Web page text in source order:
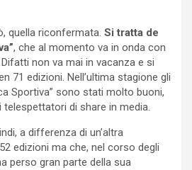
quella riconfermata. Si tratta de
, che al momento va in onda con
non va mai in vacanza e si
71 edizioni. Nell’ultima stagione gli
Sportiva” sono stati molto buoni,
telespettatori di share in media.
a differenza di un’altra
edizioni ma che, nel corso degli
perso gran parte della sua